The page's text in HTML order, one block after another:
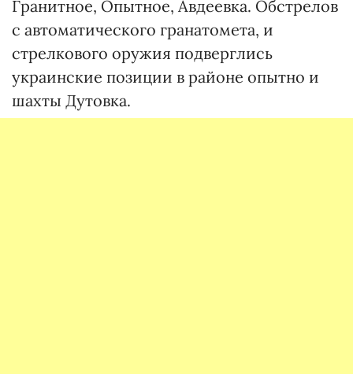
Гранитное, Опытное, Авдеевка. Обстрелов
с автоматического гранатомета, и
стрелкового оружия подверглись
украинские позиции в районе опытно и
шахты Дутовка.